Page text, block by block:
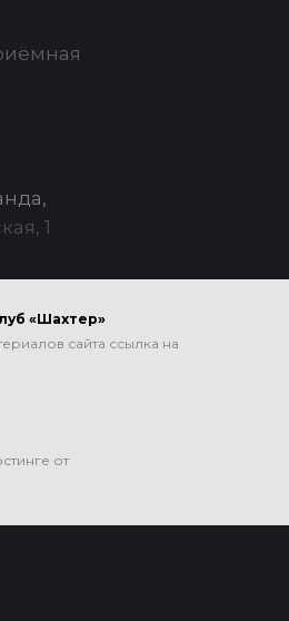
1
«Шахтер»
сайта ссылка на
от